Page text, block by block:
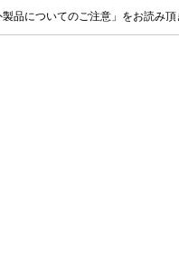
品についてのご注意」をお読み頂